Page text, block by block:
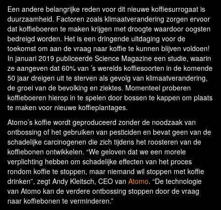
Een andere belangrijke reden voor dit nieuwe koffiesurrogaat is
duurzaamheid. Factoren zoals klimaatverandering zorgen ervoor
dat koffieboeren te maken krijgen met droogte waardoor oogsten
bedreigd worden. Het is een dringende uitdaging voor de
toekomst om aan de vraag naar koffie te kunnen blijven voldoen!
In januari 2019 publiceerde Science Magazine een studie, waarin
ze aangeven dat 60% van ’s werelds koffiesoorten in de komende
50 jaar dreigen uit te sterven als gevolg van klimaatverandering,
de groei van de bevolking en ziektes. Momenteel proberen
koffieboeren hierop in te spelen door bossen te kappen om plaats
te maken voor nieuwe koffieplantages.
Atomo’s koffie wordt geproduceerd zonder de noodzaak van
ontbossing of het gebruiken van pesticiden en bevat geen van de
schadelijke carcinogenen die zich tijdens het roosteren van de
koffiebonen ontwikkelen. “We geloven dat we een morele
verplichting hebben om schadelijke effecten van het proces
rondom koffie te stoppen, maar niemand wil stoppen met koffie
drinken”, zegt Andy Kleitsch, CEO van Atomo. “De technologie
van Atomo kan de verdere ontbossing stoppen door de vraag
naar koffiebonen te verminderen.”